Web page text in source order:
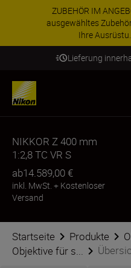
ZUBEHÖR IM
ausgewähltes
Ihre
Lieferung
NIKKOR Z 400 mm
1:2,8 TC VR S
ab14.589,00 €
inkl. MwSt. + Kostenloser
Versand
Startseite Produkte
Objektive für s...